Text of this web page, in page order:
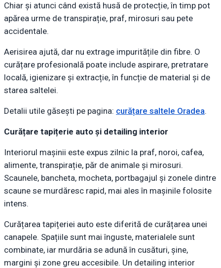
Chiar și atunci când există husă de protecție, în timp pot
apărea urme de transpirație, praf, mirosuri sau pete
accidentale.
Aerisirea ajută, dar nu extrage impuritățile din fibre. O
curățare profesională poate include aspirare, pretratare
locală, igienizare și extracție, în funcție de material și de
starea saltelei.
Detalii utile găsești pe pagina: curățare saltele Oradea.
Curățare tapițerie auto și detailing interior
Interiorul mașinii este expus zilnic la praf, noroi, cafea,
alimente, transpirație, păr de animale și mirosuri.
Scaunele, bancheta, mocheta, portbagajul și zonele dintre
scaune se murdăresc rapid, mai ales în mașinile folosite
intens.
Curățarea tapițeriei auto este diferită de curățarea unei
canapele. Spațiile sunt mai înguste, materialele sunt
combinate, iar murdăria se adună în cusături, șine,
margini și zone greu accesibile. Un detailing interior